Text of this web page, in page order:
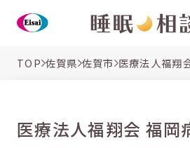
TOP 佐賀県 佐賀市 医療法人福翔
医療法人福翔会 福岡